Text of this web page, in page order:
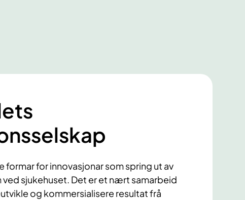
formar for innovasjonar som spring ut av
sjukehuset. Det er et nært samarbeid
og kommersialisere resultat frå